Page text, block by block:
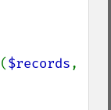
($records